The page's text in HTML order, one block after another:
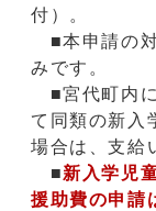
付）。
■本申請の対
みです。
■宮代町内に
て同類の新入
場合は、支給
■新入学児
援助費の申請